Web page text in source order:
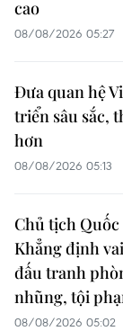
cao
08/08/2026 05:27
Đưa quan hệ
triển sâu sắc,
hơn
08/08/2026 05:13
Chủ tịch
Khẳng định
đấu tranh
nhũng, tội
08/08/2026 05:02